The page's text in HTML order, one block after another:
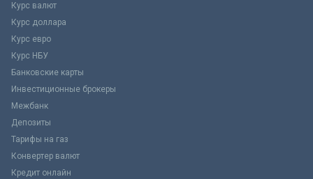
Курс валют
Курс доллара
Курс евро
Курс НБУ
Банковские карты
Инвестиционные брокеры
Межбанк
Депозиты
Тарифы на газ
Конвертер валют
Кредит онлайн